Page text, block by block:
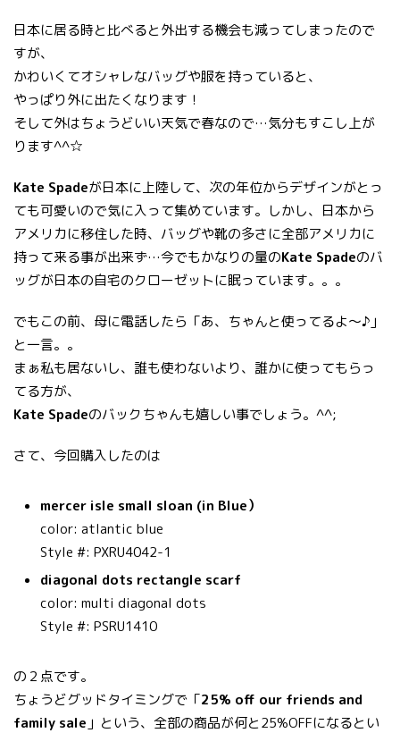
日本に居る時と比べると外出する機会も減ってしまったので
すが、
かわいくてオシャレなバッグや服を持っていると、
やっぱり外に出たくなります！
そして外はちょうどいい天気で春なので…気分もすこし上が
ります^^☆
Kate Spadeが日本に上陸して、次の年位からデザインがとっ
ても可愛いので気に入って集めています。しかし、日本から
アメリカに移住した時、バッグや靴の多さに全部アメリカに
持って来る事が出来ず…今でもかなりの量のKate Spadeのバ
ッグが日本の自宅のクローゼットに眠っています。。。
でもこの前、母に電話したら「あ、ちゃんと使ってるよ〜♪」
と一言。。
まぁ私も居ないし、誰も使わないより、誰かに使ってもらっ
てる方が、
Kate Spadeのバックちゃんも嬉しい事でしょう。^^;
さて、今回購入したのは
mercer isle small sloan (in Blue）
color: atlantic blue
Style #: PXRU4042-1
diagonal dots rectangle scarf
color: multi diagonal dots
Style #: PSRU1410
の２点です。
ちょうどグッドタイミングで「25% off our friends and
family sale 」という、全部の商品が何と25%OFFになるとい